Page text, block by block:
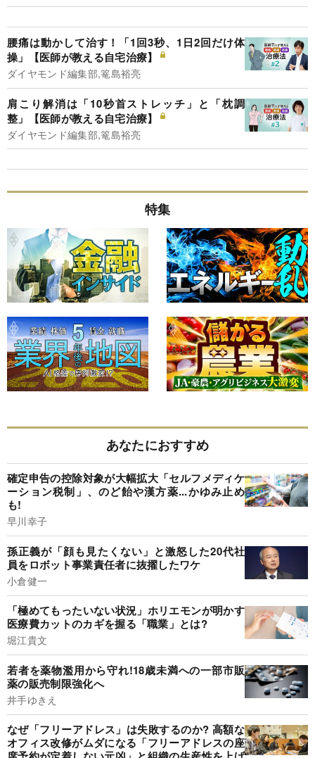
腰痛は動かして治す！「1回3秒、1日2回だけ体
操」【医師が教える自宅治療】
ダイヤモンド編集部,篭島裕亮
肩こり解消は「10秒首ストレッチ」と「枕調
整」【医師が教える自宅治療】
ダイヤモンド編集部,篭島裕亮
特集
あなたにおすすめ
確定申告の控除対象が大幅拡大「セルフメディケ
ーション税制」、のど飴や漢方薬...かゆみ止め
も!
早川幸子
孫正義が「顔も見たくない」と激怒した20代社
員をロボット事業責任者に抜擢したワケ
小倉健一
「極めてもったいない状況」ホリエモンが明かす
医療費カットのカギを握る「職業」とは?
堀江貴文
若者を薬物濫用から守れ!18歳未満への一部市販
薬の販売制限強化へ
井手ゆきえ
なぜ「フリーアドレス」は失敗するのか? 高額な
オフィス改修がムダになる「フリーアドレスの座